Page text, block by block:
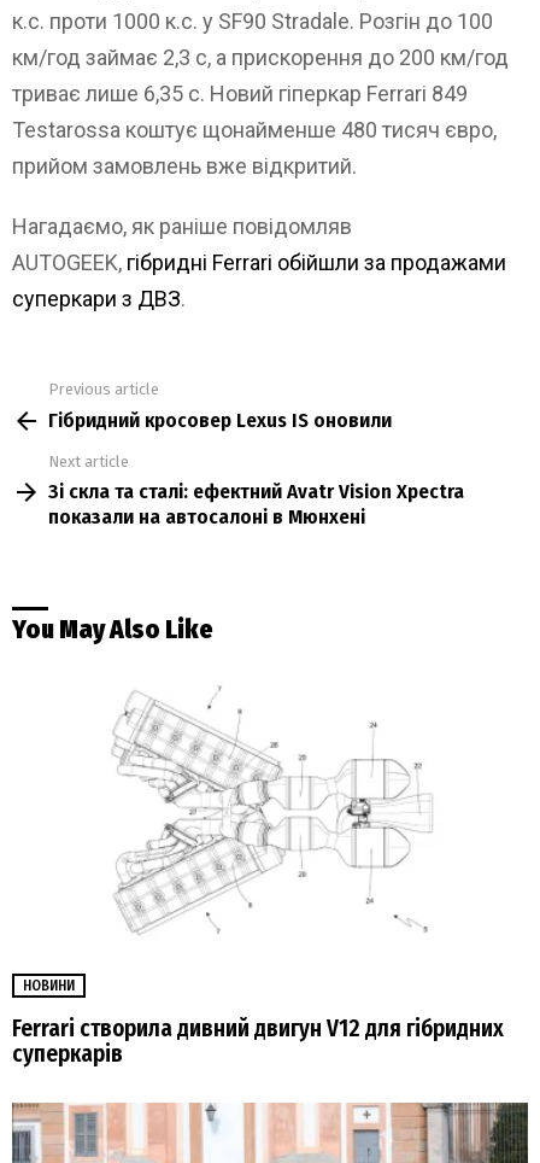
к.с. проти 1000 к.с. у SF90 Stradale. Розгін до 100
км/год займає 2,3 с, а прискорення до 200 км/год
триває лише 6,35 с. Новий гіперкар Ferrari 849
Testarossa коштує щонайменше 480 тисяч євро,
прийом замовлень вже відкритий.
Нагадаємо, як раніше повідомляв
AUTOGEEK, гібридні Ferrari обійшли за продажами
суперкари з ДВЗ.
more
Previous article
Гібридний кросовер Lexus IS оновили
Next article
Зі скла та сталі: ефектний Avatr Vision Xpectra
показали на автосалоні в Мюнхені
You May Also Like
НОВИНИ
Ferrari створила дивний двигун V12 для гібридних
суперкарів